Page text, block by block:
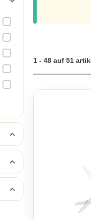
1 - 48 auf 51